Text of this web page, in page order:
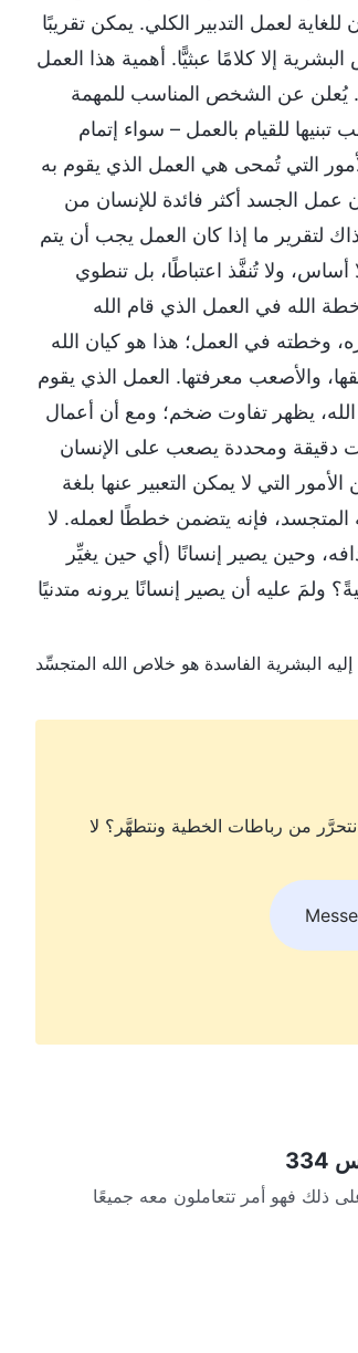
لعمل التدبير الكلي. يمكن تقريبًا
إلا كلامًا عبثيًّا. أهمية هذا العمل
يُعلن عن الشخص المناسب للمهمة
للقيام بالعمل – سواء إتمام
التي تُمحى هي العمل الذي يقوم به
عمل الجسد أكثر فائدة للإنسان من
لتقرير ما إذا كان العمل يجب أن يتم
ولا تُنفَّذ اعتباطًا، بل تنطوي
الله في العمل الذي قام الله
وخطته في العمل؛ هذا هو كيان الله
والأصعب معرفتها. العمل الذي يقوم
الله، يظهر تفاوت ضخم؛ ومع أن أعمال
دقيقة ومحددة يصعب على الإنسان
التي لا يمكن التعبير عنها بلغة
المتجسد، فإنه يتضمن خططًا لعمله. لا
وحين يصير إنسانًا (أي حين يغيِّر
عليه أن يصير إنسانًا يرونه متدنيًا
من رباطات الخطية ونتطهَّر؟ لا
ذلك فهو أمر تتعاملون معه جميعًا